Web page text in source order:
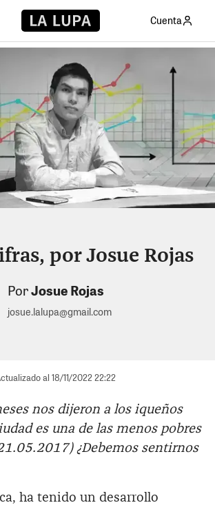
Cuenta
por Josue Rojas
PorJosue Rojas
josue.lalupa@gmail.com
al 18/11/2022 22:22
nos dijeron a los iqueños
es una de las menos pobres
¿Debemos sentirnos
ha tenido un desarrollo